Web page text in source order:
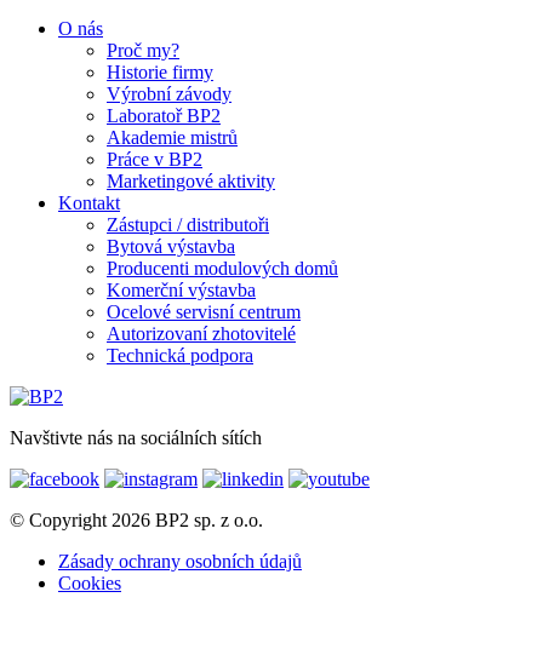
O nás
Proč my?
Historie firmy
Výrobní závody
Laboratoř BP2
Akademie mistrů
Práce v BP2
Marketingové aktivity
Kontakt
Zástupci / distributoři
Bytová výstavba
Producenti modulových domů
Komerční výstavba
Ocelové servisní centrum
Autorizovaní zhotovitelé
Technická podpora
Navštivte nás na sociálních sítích
© Copyright 2026 BP2 sp. z o.o.
Zásady ochrany osobních údajů
Cookies